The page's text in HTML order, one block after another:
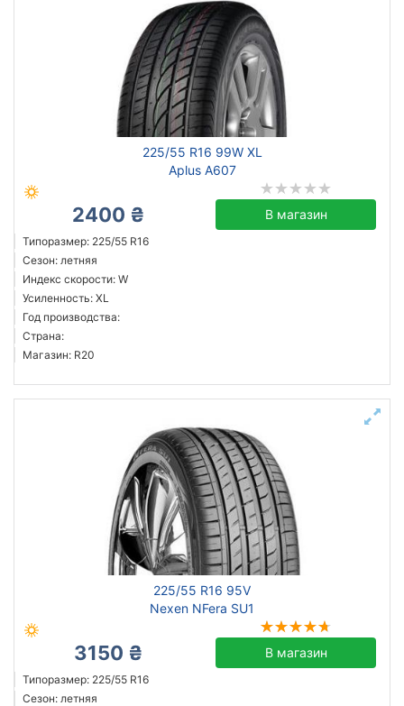
225/55 R16 99W XL
Aplus A607
2400 ₴ В магазин
Типоразмер: 225/55 R16
Сезон: летняя
Индекс скорости: W
Усиленность: XL
Год производства:
Страна:
Магазин: R20
225/55 R16 95V
Nexen NFera SU1
3150 ₴ В магазин
Типоразмер: 225/55 R16
Сезон: летняя